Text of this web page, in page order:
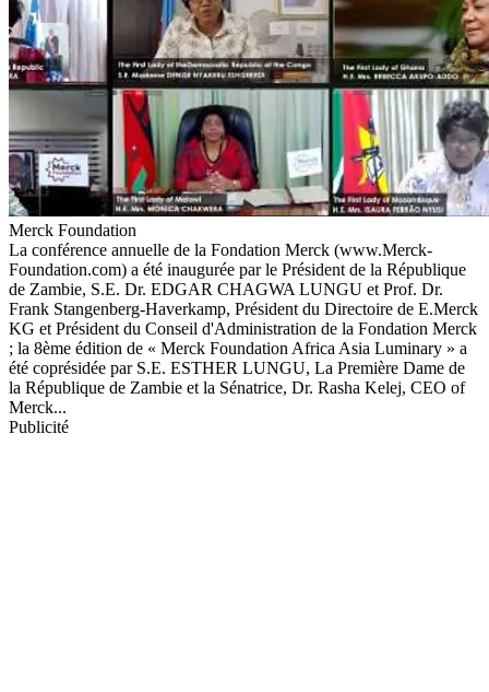
Merck Foundation
La conférence annuelle de la Fondation Merck (www.Merck-
Foundation.com) a été inaugurée par le Président de la République
de Zambie, S.E. Dr. EDGAR CHAGWA LUNGU et Prof. Dr.
Frank Stangenberg-Haverkamp, Président du Directoire de E.Merck
KG et Président du Conseil d'Administration de la Fondation Merck
; la 8ème édition de « Merck Foundation Africa Asia Luminary » a
été coprésidée par S.E. ESTHER LUNGU, La Première Dame de
la République de Zambie et la Sénatrice, Dr. Rasha Kelej, CEO of
Merck...
Publicité